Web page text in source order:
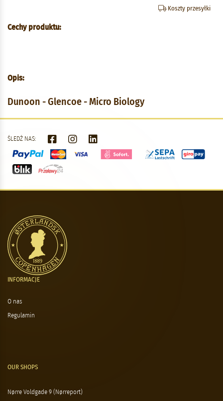
Koszty przesyłki
Cechy produktu:
Opis:
Dunoon - Glencoe - Micro Biology
ŚLEDŹ NAS:
INFORMACJE
O nas
Regulamin
OUR SHOPS
Nørre Voldgade 9 (Nørreport)